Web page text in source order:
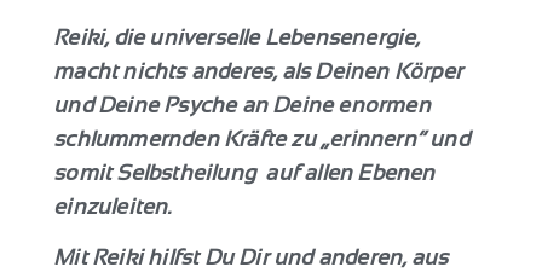
Reiki, die universelle Lebensenergie,
macht nichts anderes, als Deinen Körper
und Deine Psyche an Deine enormen
schlummernden Kräfte zu „erinnern“ und
somit Selbstheilung auf allen Ebenen
einzuleiten.
Mit Reiki hilfst Du Dir und anderen, aus